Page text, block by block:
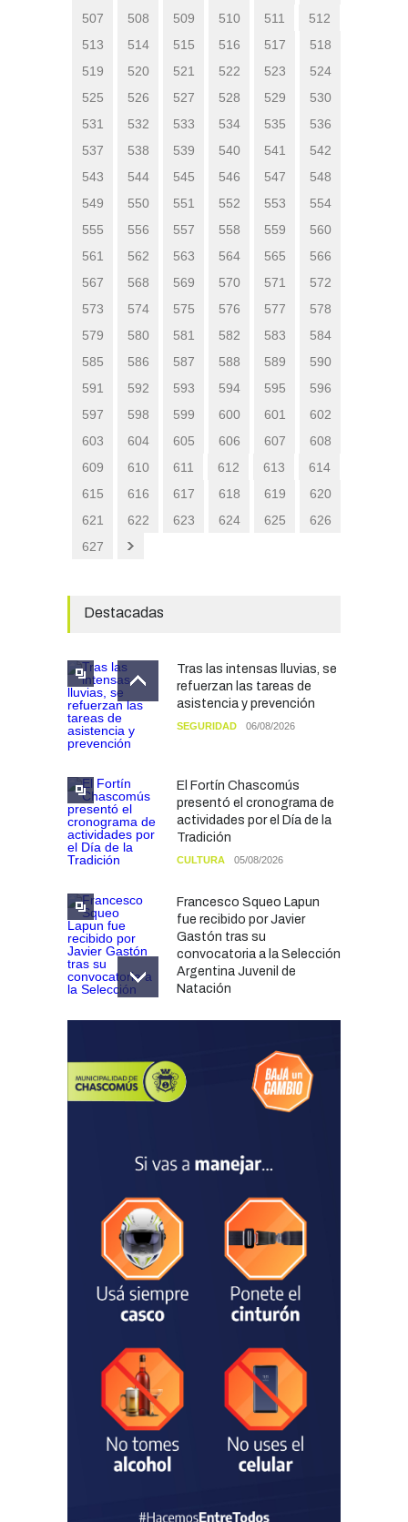
507 508 509 510 511
512
513
514 515 516 517
518
519
520 521 522 523
524
525
526 527 528 529
530
531
532 533 534 535
536
537
538 539 540 541
542
543
544 545 546 547
548
549
550 551 552 553
554
555
556 557 558 559
560
561
562 563 564 565
566
567
568 569 570 571
572
573
574 575 576 577
578
579
580 581 582 583
584
585
586 587 588 589
590
591
592 593 594 595
596
597
598 599 600 601
602
603
604 605 606 607
608
609
610 611 612 613
614
615
616 617 618 619
620
621
622 623 624 625
626
627
Destacadas
Tras las intensas lluvias, se
refuerzan las tareas de
asistencia y prevención
SEGURIDAD 06/08/2026
El Fortín Chascomús
presentó el cronograma de
actividades por el Día de la
Tradición
CULTURA 05/08/2026
Francesco Squeo Lapun
fue recibido por Javier
Gastón tras su
convocatoria a la Selección
Argentina Juvenil de
Natación
Las vacaciones de invierno
dejaron una mejora en la
ocupación turística, aunque
TURISMO 03/08/2026
Chascomús incorporó una
estación
hidrometeorológica para
fortalecer el monitoreo y la
prevención ante eventos
SEGURIDAD 31/07/2026
La Escuela Normal tendrá
calefacción para el reinicio
de las clases tras una obra
de emergencia financiada
por la Municipalidad